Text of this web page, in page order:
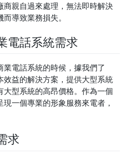
商親自過來處理，無法即時解決
導致業務損失。
電話系統需求
業電話系統的時候，據我們了
效益的解決方案，提供大型系統
大型系統的高昂價格。作為一個
一個專業的形象服務來電者，
求